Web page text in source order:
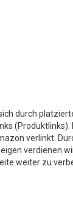
durch
(Produktlinks).
verlinkt.
verdienen
weiter zu